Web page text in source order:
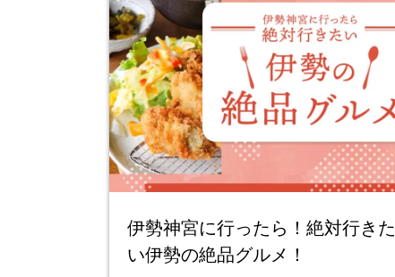
伊勢神宮に行ったら！絶対行きた
い伊勢の絶品グルメ！